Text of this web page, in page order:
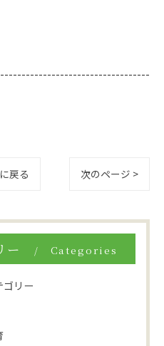
戻る 次のページ >
ー Categories
ゴリー